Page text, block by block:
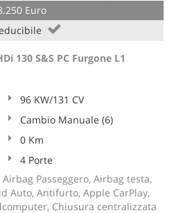
Euro
130 S&S PC Furgone L1
96 KW/131 CV
Cambio Manuale (6)
0 Km
4 Porte
Passeggero, Airbag testa,
Auto, Antifurto, Apple CarPlay,
Chiusura centralizzata